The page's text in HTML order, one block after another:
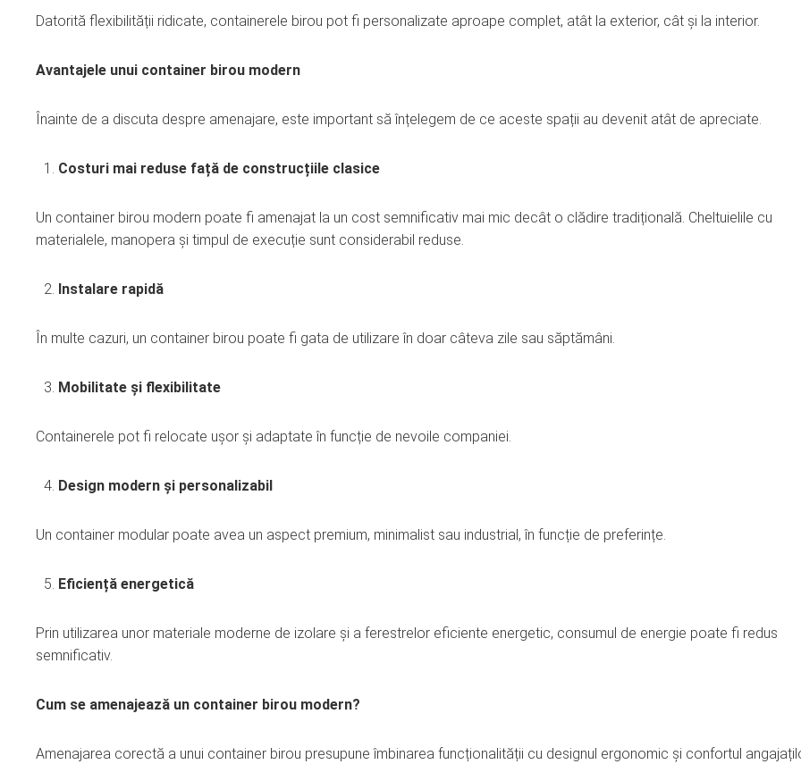
Datorită flexibilității ridicate, containerele birou pot fi personalizate aproape complet, atât la exterior, cât și la interior.
Avantajele unui container birou modern
Înainte de a discuta despre amenajare, este important să înțelegem de ce aceste spații au devenit atât de apreciate.
Costuri mai reduse față de construcțiile clasice
Un container birou modern poate fi amenajat la un cost semnificativ mai mic decât o clădire tradițională. Cheltuielile cu
materialele, manopera și timpul de execuție sunt considerabil reduse.
Instalare rapidă
În multe cazuri, un container birou poate fi gata de utilizare în doar câteva zile sau săptămâni.
Mobilitate și flexibilitate
Containerele pot fi relocate ușor și adaptate în funcție de nevoile companiei.
Design modern și personalizabil
Un container modular poate avea un aspect premium, minimalist sau industrial, în funcție de preferințe.
Eficiență energetică
Prin utilizarea unor materiale moderne de izolare și a ferestrelor eficiente energetic, consumul de energie poate fi redus
semnificativ.
Cum se amenajează un container birou modern?
Amenajarea corectă a unui container birou presupune îmbinarea funcționalității cu designul ergonomic și confortul